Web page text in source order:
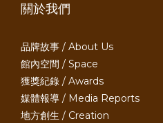
關於我們
品牌故事 / About Us
館內空間 / Space
獲獎紀錄 / Awards
媒體報導 / Media Reports
地方創生 / Creation